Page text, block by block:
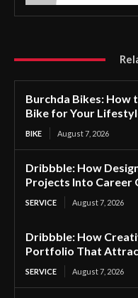
Burchda Bikes: How
Bike for Your
BIKE August 7, 2026
Dribbble: How
Projects Into
SERVICE August 7, 2026
Dribbble: How
Portfolio That
SERVICE August 7, 2026